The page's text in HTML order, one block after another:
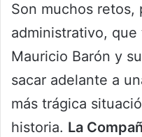
Son muchos
administrativo,
Mauricio Barón y
sacar adelante a
más trágica
historia. La